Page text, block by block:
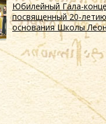
Юбилейный Гала-
посвященный 20-летию
основания Школы